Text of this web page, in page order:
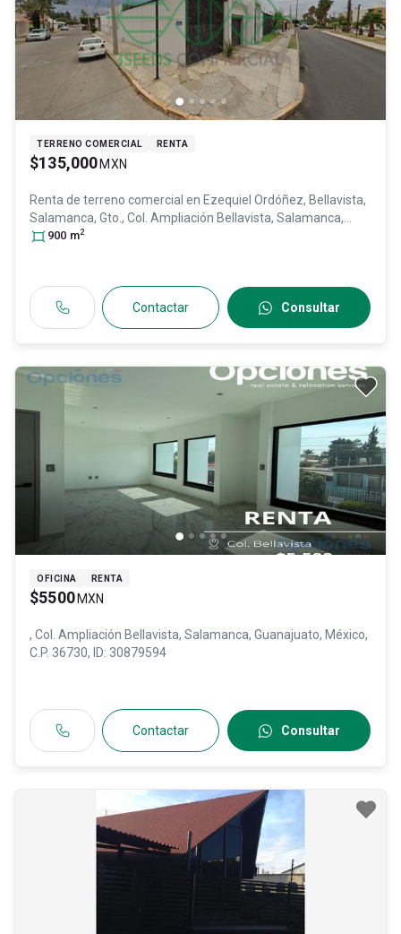
TERRENO COMERCIAL RENTA
$135,000 MXN
Renta de terreno comercial en Ezequiel Ordóñez, Bellavista,
Salamanca, Gto., Col. Ampliación Bellavista, Salamanca,
Guanajuato
900 m2
Contactar Consultar
OFICINA RENTA
$5500 MXN
, Col. Ampliación Bellavista, Salamanca, Guanajuato, México,
C.P. 36730, ID: 30879594
Contactar Consultar